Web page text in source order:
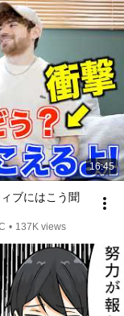
16:45
ブにはこう聞
• 137K views